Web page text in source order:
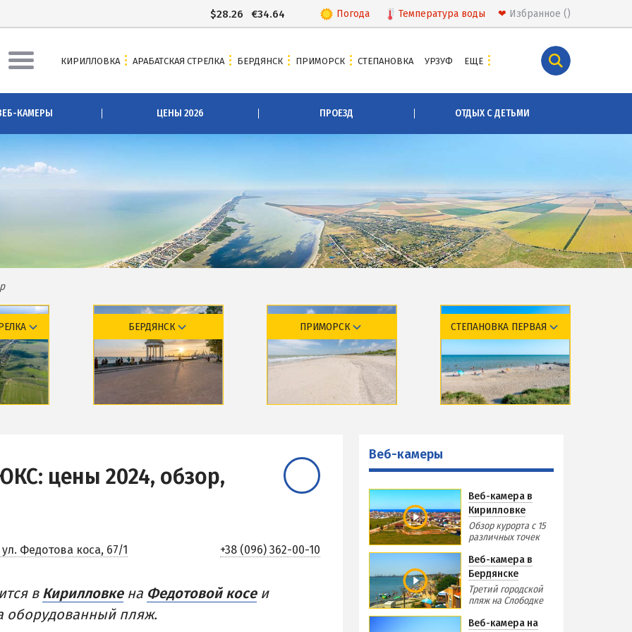
Погода Температура воды ❤ Избранное
$28.26 €34.64
Стрелке 2026
Стрелку
озеро
И ОТЕЛИ АРАБАТКИ
и базы отдыха Степановки-1
Развлечения в Бердянске
Проезд в Бердянск
ОТЕЛИ И БАЗЫ ОТДЫХА БЕРДЯНСКА
Бердянская коса
Новопетровка
ПРИМОРСК
Цены в Приморске 2026
Все веб-камеры Приморска
ОТЕЛИ И БАЗЫ ОТДЫХА ПРИМОРСКА
Отели Приморского Посада
Мелекино
Урзуф
Юрьевка
АЗОВСКОЕ МОРЕ
Цены 2026 по Азовскому морю в целом
Виндсерфинг на Азовском море
Отдых на Азовском море с детьми
Поездки на море — лайфхаки
Каролино-Бугаз
Скадовск
Хорлы
СЛУЖБА БРОНИРОВАНИЯ
КИРИЛЛОВКА АРАБАТСКАЯ СТРЕЛКА БЕРДЯНСК ПРИМОРСК СТЕПАНОВКА УРЗУФ ЕЩЕ
КАМЕРЫ ЦЕНЫ 2026 ПРОЕЗД ОТДЫХ С ДЕТЬМИ
БЕРДЯНСК ПРИМОРСК СТЕПАНОВКА ПЕРВАЯ
цены 2024, обзор,
Федотова коса, 67/1 +38 (096) 362-00-10
в Кирилловкена Федотовой косеи
оборудованный пляж.
Веб-камеры
Веб-камера в
Кирилловке
Обзор курорта с 15
различных точек
Веб-камера в
Бердянске
Третий городской
пляж на Слободке
Веб-камера на